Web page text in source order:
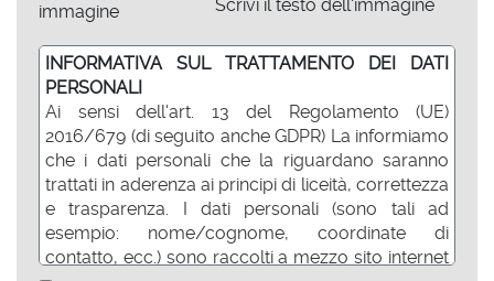
Scrivi il testo dell'immagine
INFORMATIVA SUL TRATTAMENTO DEI DATI
PERSONALI
Ai sensi dell'art. 13 del Regolamento (UE)
2016/679 (di seguito anche GDPR) La informiamo
che i dati personali che la riguardano saranno
trattati in aderenza ai principi di liceità, correttezza
e trasparenza. I dati personali (sono tali ad
esempio: nome/cognome, coordinate di
contatto, ecc.) sono raccolti a mezzo sito internet